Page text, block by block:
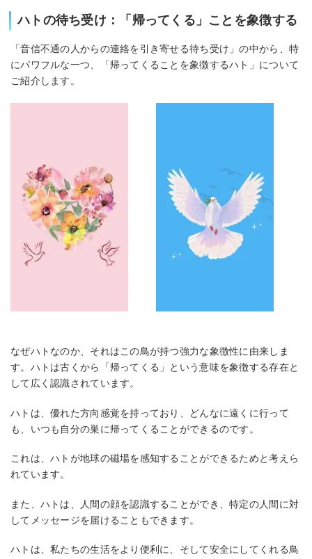
ハトの待ち受け：「帰ってくる」ことを象徴する
「音信不通の人からの連絡を引き寄せる待ち受け」の中から、特
にパワフルな一つ、「帰ってくることを象徴するハト」について
ご紹介します。
なぜハトなのか、それはこの鳥が持つ強力な象徴性に由来しま
す。ハトは古くから「帰ってくる」という意味を象徴する存在と
して広く認識されています。
ハトは、優れた方向感覚を持っており、どんなに遠くに行って
も、いつも自分の巣に帰ってくることができるのです。
これは、ハトが地球の磁場を感知することができるためと考えら
れています。
また、ハトは、人間の顔を認識することができ、特定の人間に対
してメッセージを届けることもできます。
ハトは、私たちの生活をより便利に、そして安全にしてくれる鳥